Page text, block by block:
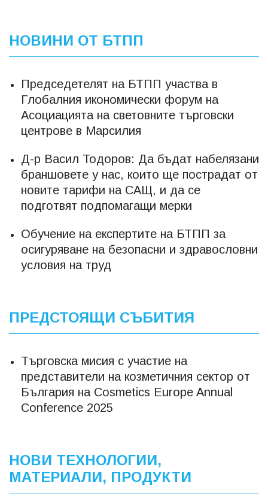
НОВИНИ ОТ БТПП
Председетелят на БТПП участва в
Глобалния икономически форум на
Асоциацията на световните търговски
центрове в Марсилия
Д-р Васил Тодоров: Да бъдат набелязани
браншовете у нас, които ще пострадат от
новите тарифи на САЩ, и да се
подготвят подпомагащи мерки
Обучение на експертите на БТПП за
осигуряване на безопасни и здравословни
условия на труд
ПРЕДСТОЯЩИ СЪБИТИЯ
Търговска мисия с участие на
представители на козметичния сектор от
България на Cosmetics Europe Annual
Conference 2025
НОВИ ТЕХНОЛОГИИ,
МАТЕРИАЛИ, ПРОДУКТИ